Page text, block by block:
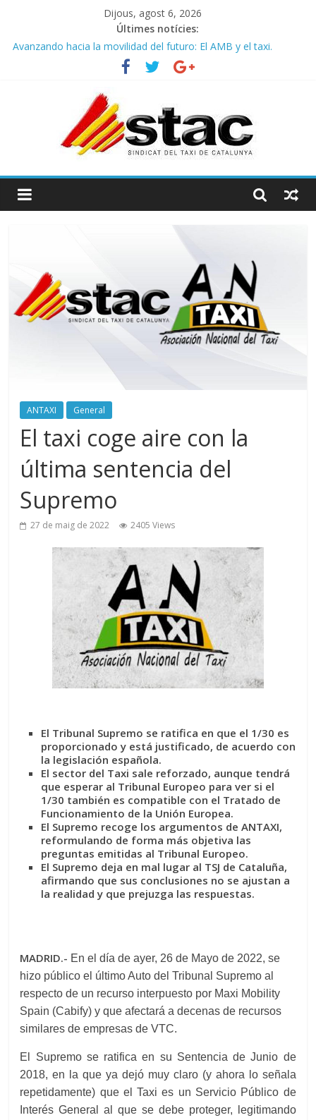
Dijous, agost 6, 2026
Últimes notícies:
COMUNICADO CONJUNTO STAC – ATC
Avanzando hacia la movilidad del futuro: El AMB y el taxi.
Programa de Radio TAXI LIBRE 29.07.2026 en COOLTURA FM.
STAC/ATC SOLICITAN TAULA TÈCNICA PARA MEJORAR LA
OPERATIVA DE ENTRADA EN EL PUERTO DE BARCELONA.
Programa de Radio TAXI LIBRE 22.07.2026 en COOLTURA FM.
ANTAXI General
El taxi coge aire con la
última sentencia del
Supremo
27 de maig de 2022 2405 Views
El Tribunal Supremo se ratifica en que el 1/30 es
proporcionado y está justificado, de acuerdo con
la legislación española.
El sector del Taxi sale reforzado, aunque tendrá
que esperar al Tribunal Europeo para ver si el
1/30 también es compatible con el Tratado de
Funcionamiento de la Unión Europea.
El Supremo recoge los argumentos de ANTAXI,
reformulando de forma más objetiva las
preguntas emitidas al Tribunal Europeo.
El Supremo deja en mal lugar al TSJ de Cataluña,
afirmando que sus conclusiones no se ajustan a
la realidad y que prejuzga las respuestas.
MADRID.- En el día de ayer, 26 de Mayo de 2022, se
hizo público el último Auto del Tribunal Supremo al
respecto de un recurso interpuesto por Maxi Mobility
Spain (Cabify) y que afectará a decenas de recursos
similares de empresas de VTC.
El Supremo se ratifica en su Sentencia de Junio de
2018, en la que ya dejó muy claro (y ahora lo señala
repetidamente) que el Taxi es un Servicio Público de
Interés General al que se debe proteger, legitimando